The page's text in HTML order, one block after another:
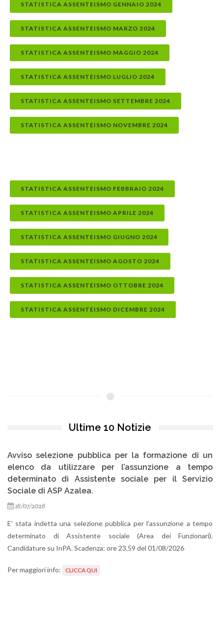
STATISTICA ASSENTEISMO GENNAIO 2024
STATISTICA ASSENTEISMO MARZO 2024
STATISTICA ASSENTEISMO MAGGIO 2024
STATISTICA ASSENTEISMO LUGLIO 2024
STATISTICA ASSENTEISMO SETTEMBRE 2024
STATISTICA ASSENTEISMO NOVEMBRE 2024
STATISTICA ASSENTEISMO FEBBRAIO 2024
STATISTICA ASSENTEISMO APRILE 2024
STATISTICA ASSENTEISMO GIUGNO 2024
STATISTICA ASSENTEISMO AGOSTO 2024
STATISTICA ASSENTEISMO OTTOBRE 2024
STATISTICA ASSENTEISMO DICEMBRE 2024
Ultime 10 Notizie
Avviso selezione pubblica per la formazione di un
elenco da utilizzare per l’assunzione a tempo
determinato di Assistente sociale per il Servizio
Sociale di ASP Azalea.
16/07/2026
E' stata indetta una selezione pubblica per l’assunzione a tempo
determinato di Assistente sociale (Area dei Funzionari).
Candidature su InPA. Scadenza: ore 23.59 del 01/08/2026
Per maggiori info: CLICCA QUI